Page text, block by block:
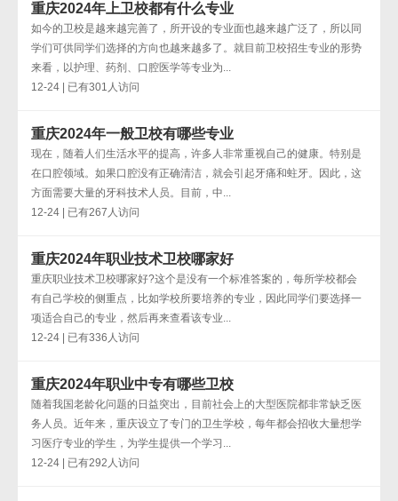
重庆2024年上卫校都有什么专业
如今的卫校是越来越完善了，所开设的专业面也越来越广泛了，所以同
学们可供同学们选择的方向也越来越多了。就目前卫校招生专业的形势
来看，以护理、药剂、口腔医学等专业为...
12-24 | 已有301人访问
重庆2024年一般卫校有哪些专业
现在，随着人们生活水平的提高，许多人非常重视自己的健康。特别是
在口腔领域。如果口腔没有正确清洁，就会引起牙痛和蛀牙。因此，这
方面需要大量的牙科技术人员。目前，中...
12-24 | 已有267人访问
重庆2024年职业技术卫校哪家好
重庆职业技术卫校哪家好?这个是没有一个标准答案的，每所学校都会
有自己学校的侧重点，比如学校所要培养的专业，因此同学们要选择一
项适合自己的专业，然后再来查看该专业...
12-24 | 已有336人访问
重庆2024年职业中专有哪些卫校
随着我国老龄化问题的日益突出，目前社会上的大型医院都非常缺乏医
务人员。近年来，重庆设立了专门的卫生学校，每年都会招收大量想学
习医疗专业的学生，为学生提供一个学习...
12-24 | 已有292人访问